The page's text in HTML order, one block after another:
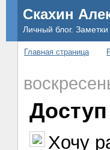
Скахин
Личный блог.
Главная страница
Хочу